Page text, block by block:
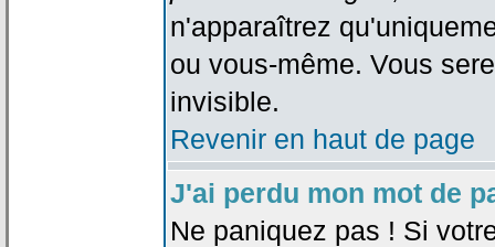
n'apparaîtrez
ou vous-même. Vous
invisible.
Revenir en haut de page
J'ai perdu mon mot de
Ne paniquez pas ! Si